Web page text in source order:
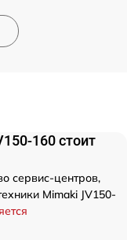
160 стоит
сервис-центров,
Mimaki JV150-